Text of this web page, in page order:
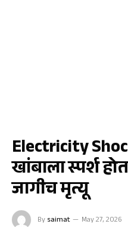
Electricity
खांबाला स्पर्श
जागीच मृत्यू
By saimat May 27, 2026